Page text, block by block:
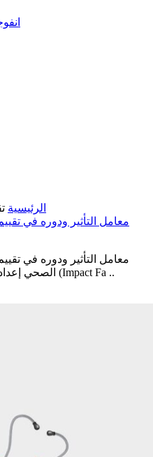
الرئيسية
معامل التأثير ودوره في
معامل التأثير ودوره في
الصحي إعداد: د فيصل الكليب يُعد معامل التأثير (Impact Fa ..